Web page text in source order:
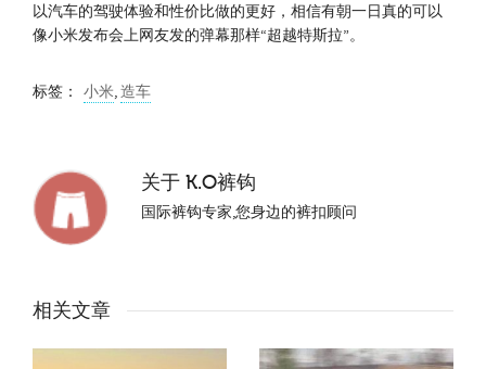
以汽车的驾驶体验和性价比做的更好，相信有朝一日真的可以
像小米发布会上网友发的弹幕那样“超越特斯拉”。
标签： 小米,造车
关于 K.O裤钩
国际裤钩专家,您身边的裤扣顾问
相关文章